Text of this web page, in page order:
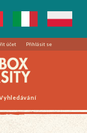
účet Přihlásit se